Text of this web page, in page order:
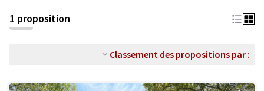
1 proposition
Classement des propositions par :